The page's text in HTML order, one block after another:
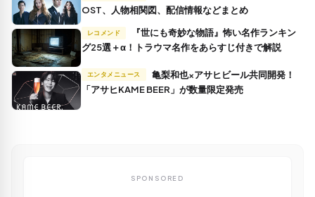
OST、人物相関図、配信情報などまとめ
レコメンド
グ25選＋α！トラウマ名作をあらすじ付きで解説
エンタメニュース
「アサヒKAME BEER」が数量限定発売
SPONSORED